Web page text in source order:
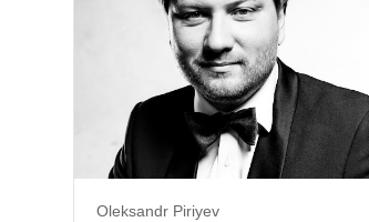
Oleksandr Piriyev